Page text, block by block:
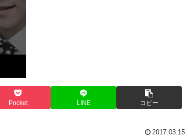
Pocket LINE コピー
2017.03.15